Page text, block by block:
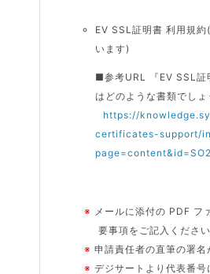
EV SSL証明書 利用規約
います)
■参考URL 『EV SSL証
はどのような書類でしょ
https://
certificates-support/
※ メールに添付の PDF フ
要事項をご記入ください
※申請責任者の直筆の署名
※デジサートより代表番号